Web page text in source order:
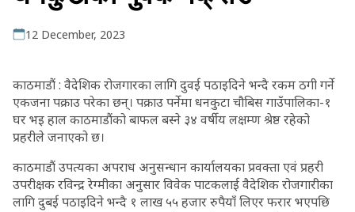
12 December, 2023
काठमाडौं : वैदेशिक रोजगारका लागि दुवई पठाइदिने भन्दै रकम ठगी गर्ने
एकजना पक्राउ परेका छन्। पक्राउ पर्नेमा धनकुटा चौबिस गाउँपालिका-१
घर भइ हाल काठमाडौंको बाफल बस्ने ३४ वर्षीय लक्षम्ण श्रेष्ठ रहेको
प्रहरीले जनाएको छ।
काठमाडौं उपत्यका अपराध अनुसन्धान कार्यालयका प्रवक्ता एवं प्रहरी
उपरीक्षक रविन्द्र रेग्मीका अनुसार विवेक पाटकलाई वैदेशिक रोजगारीका
लागि दुबई पठाइदिने भन्दै १ लाख ५५ हजार रुपैयाँ लिएर फरार भएपछि